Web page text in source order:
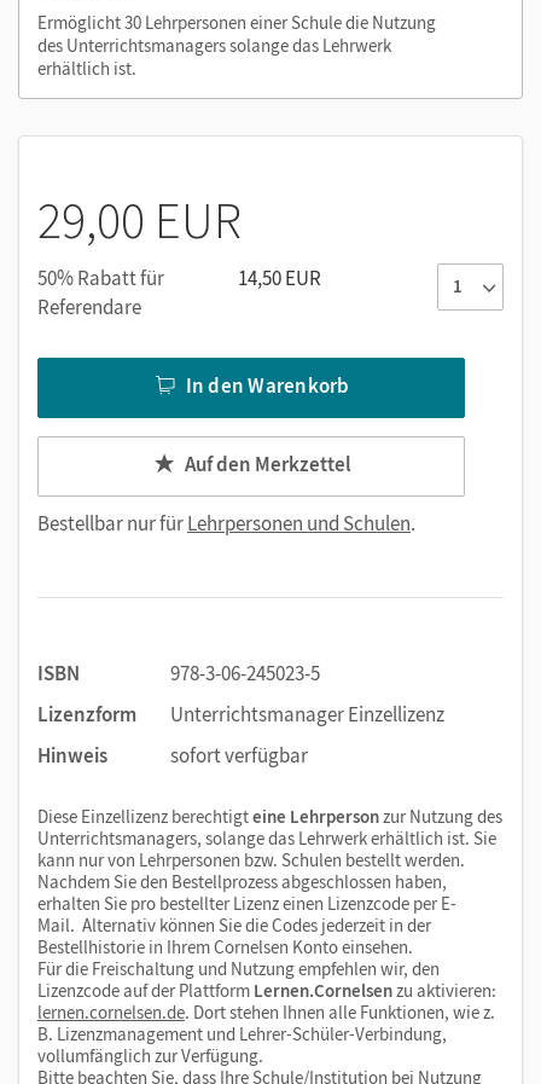
Ermöglicht 30 Lehrpersonen einer Schule die Nutzung
des Unterrichtsmanagers solange das Lehrwerk
erhältlich ist.
29,00 EUR
50% Rabatt für
Referendare
14,50 EUR
In den Warenkorb
Auf den Merkzettel
Bestellbar nur fürLehrpersonen und Schulen.
ISBN
978-3-06-245023-5
Lizenzform
Unterrichtsmanager Einzellizenz
Hinweis
sofort verfügbar
Diese Einzellizenz berechtigteine Lehrpersonzur Nutzung des
Unterrichtsmanagers, solange das Lehrwerk erhältlich ist. Sie
kann nur von Lehrpersonen bzw. Schulen bestellt werden.
Nachdem Sie den Bestellprozess abgeschlossen haben,
erhalten Sie pro bestellter Lizenz einen Lizenzcode per E-
Mail. Alternativ können Sie die Codes jederzeit in der
Bestellhistorie in Ihrem Cornelsen Konto einsehen.
Für die Freischaltung und Nutzung empfehlen wir, den
Lizenzcode auf der Plattform Lernen.Cornelsenzu aktivieren:
lernen.cornelsen.de. Dort stehen Ihnen alle Funktionen, wie z.
B. Lizenzmanagement und Lehrer-Schüler-Verbindung,
vollumfänglich zur Verfügung.
Bitte beachten Sie, dass Ihre Schule/Institution bei Nutzung